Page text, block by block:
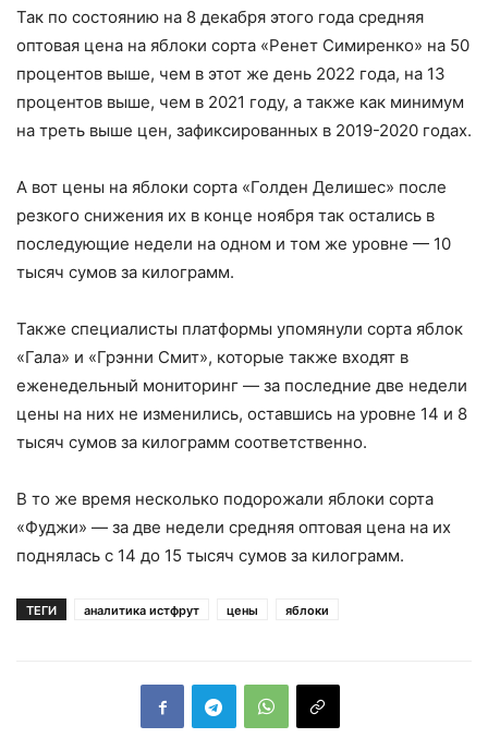
Так по состоянию на 8 декабря этого года средняя
оптовая цена на яблоки сорта «Ренет Симиренко» на 50
процентов выше, чем в этот же день 2022 года, на 13
процентов выше, чем в 2021 году, а также как минимум
на треть выше цен, зафиксированных в 2019-2020 годах.
А вот цены на яблоки сорта «Голден Делишес» после
резкого снижения их в конце ноября так остались в
последующие недели на одном и том же уровне — 10
тысяч сумов за килограмм.
Также специалисты платформы упомянули сорта яблок
«Гала» и «Грэнни Смит», которые также входят в
еженедельный мониторинг — за последние две недели
цены на них не изменились, оставшись на уровне 14 и 8
тысяч сумов за килограмм соответственно.
В то же время несколько подорожали яблоки сорта
«Фуджи» — за две недели средняя оптовая цена на их
поднялась с 14 до 15 тысяч сумов за килограмм.
ТЕГИ аналитика истфрут цены яблоки